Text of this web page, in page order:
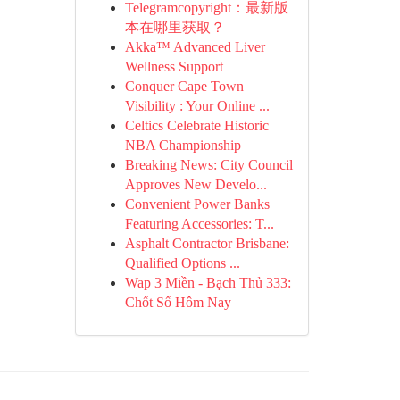
Telegramcopyright：最新版
本在哪里获取？
Akka™ Advanced Liver
Wellness Support
Conquer Cape Town
Visibility : Your Online ...
Celtics Celebrate Historic
NBA Championship
Breaking News: City Council
Approves New Develo...
Convenient Power Banks
Featuring Accessories: T...
Asphalt Contractor Brisbane:
Qualified Options ...
Wap 3 Miền - Bạch Thủ 333:
Chốt Số Hôm Nay